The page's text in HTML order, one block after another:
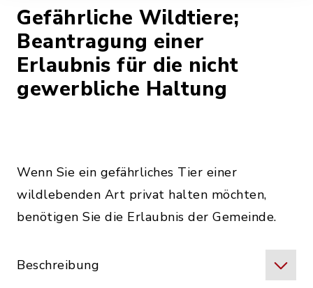
Gefährliche Wildtiere;
Beantragung einer
Erlaubnis für die nicht
gewerbliche Haltung
Wenn Sie ein gefährliches Tier einer
wildlebenden Art privat halten möchten,
benötigen Sie die Erlaubnis der Gemeinde.
Beschreibung